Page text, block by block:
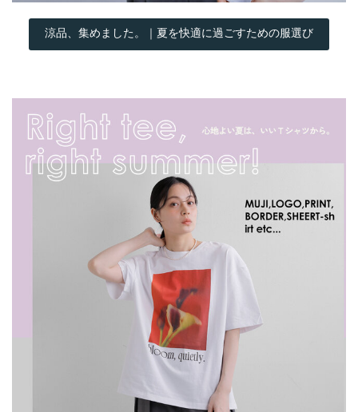
涼品、集めました。｜夏を快適に過ごすための服選び